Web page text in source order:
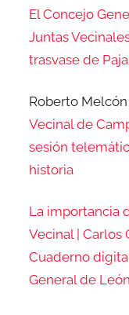
El Concejo
Juntas
trasvase de
Roberto
Vecinal de
sesión
historia
La importancia
Vecinal | Carlos
Cuaderno
General de